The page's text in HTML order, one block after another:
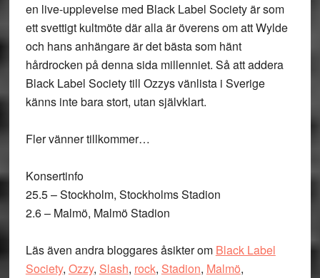
en live-upplevelse med Black Label Society är som
ett svettigt kultmöte där alla är överens om att Wylde
och hans anhängare är det bästa som hänt
hårdrocken på denna sida millenniet. Så att addera
Black Label Society till Ozzys vänlista i Sverige
känns inte bara stort, utan självklart.
Fler vänner tillkommer…
Konsertinfo
25.5 – Stockholm, Stockholms Stadion
2.6 – Malmö, Malmö Stadion
Läs även andra bloggares åsikter om Black Label
Society, Ozzy, Slash, rock, Stadion, Malmö,